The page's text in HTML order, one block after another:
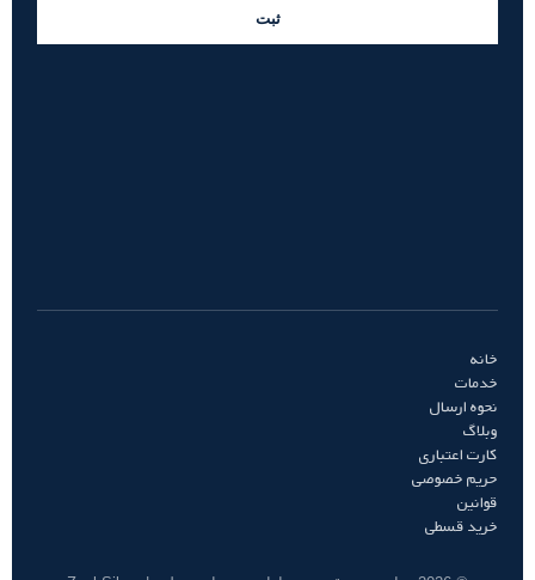
ثبت
خانه
خدمات
نحوه ارسال
وبلاگ
کارت اعتباری
حریم خصوصی
قوانین
خرید قسطی